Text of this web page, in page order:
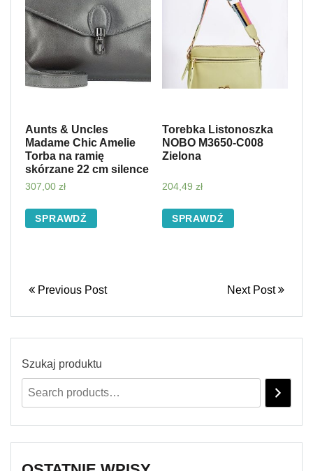
Aunts & Uncles
Madame Chic Amelie
Torba na ramię
skórzane 22 cm silence
307,00 zł
SPRAWDŹ
Torebka Listonoszka
NOBO M3650-C008
Zielona
204,49 zł
SPRAWDŹ
Previous Post Next Post
Szukaj produktu